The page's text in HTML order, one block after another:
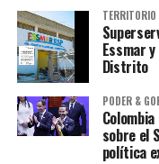
Essmar
Distrito
PODER &
sobre el
política